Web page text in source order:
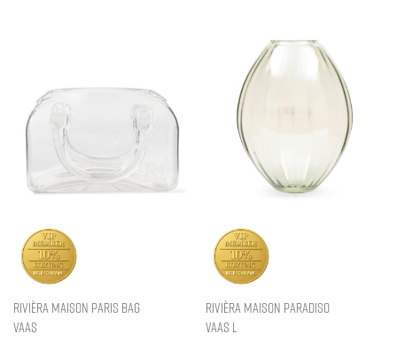
Rivièra Maison Paris Bag
Vaas
Rivièra Maison Paradiso
Vaas L